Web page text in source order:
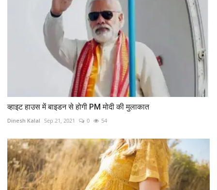
व्हाइट हाउस में बाइडन से होगी PM मोदी की मुलाकात
Dinesh Kalal Sep 21, 2021 0 54